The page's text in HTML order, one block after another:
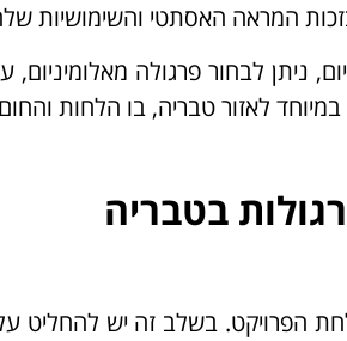
המראה האסתטי והשימושיות
ניתן לבחור פרגולה מאלומיניום,
לאזור טבריה, בו הלחות
בטבריה
הפרויקט. בשלב זה יש להחליט